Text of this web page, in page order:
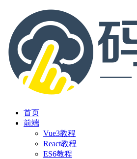
首页
前端
Vue3教程
React教程
ES6教程